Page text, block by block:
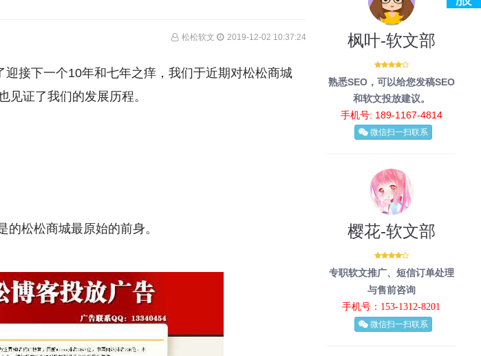
松松软文 2019-12-02 10:37:24
接下一个10年和七年之痒，我们于近期对松松商城
见证了我们的发展历程。
松松商城最原始的前身。
枫叶-软文部
熟悉SEO，可以给您发稿SEO
和软文投放建议。
手机号: 189-1167-4814
微信扫一扫联系
樱花-软文部
专职软文推广、短信订单处理
与售前咨询
手机号：153-1312-8201
微信扫一扫联系